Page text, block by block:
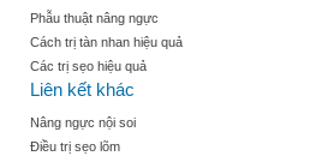
Phẫu thuật nâng ngực
Cách trị tàn nhan hiệu quả
Các trị sẹo hiệu quả
Liên kết khác
Nâng ngực nội soi
Điều trị sẹo lõm